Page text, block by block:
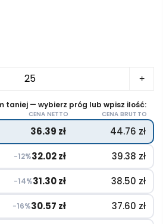
+
taniej — wybierz próg lub wpisz ilość:
CENA NETTO CENA BRUTTO
36.39 zł 44.76 zł
−12%32.02zł 39.38 zł
−14%31.30zł 38.50 zł
−16%30.57 zł 37.60 zł